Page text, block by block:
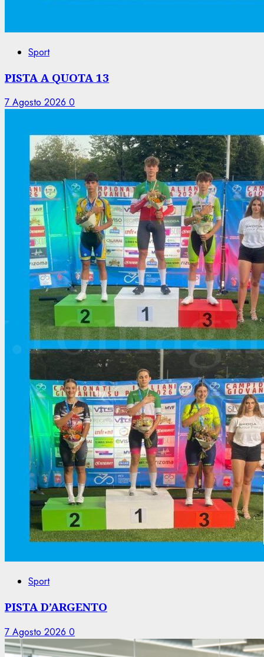
Sport
PISTA A QUOTA 13
7 Agosto 2026 0
Sport
PISTA D’ARGENTO
7 Agosto 2026 0